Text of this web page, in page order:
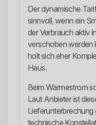
Der dynamische
sinnvoll, wenn ein
der Verbrauch aktiv
verschoben werden
holt sich eher
Haus.
Beim Wärmestrom
Laut Anbieter ist
Lieferunterbrechung
technische